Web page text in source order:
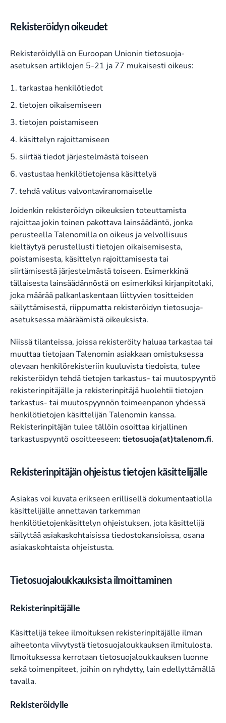
Rekisteröidyn oikeudet
Rekisteröidyllä on Euroopan Unionin tietosuoja-
asetuksen artiklojen 5-21 ja 77 mukaisesti oikeus:
tarkastaa henkilötiedot
tietojen oikaisemiseen
tietojen poistamiseen
käsittelyn rajoittamiseen
siirtää tiedot järjestelmästä toiseen
vastustaa henkilötietojensa käsittelyä
tehdä valitus valvontaviranomaiselle
Joidenkin rekisteröidyn oikeuksien toteuttamista
rajoittaa jokin toinen pakottava lainsäädäntö, jonka
perusteella Talenomilla on oikeus ja velvollisuus
kieltäytyä perustellusti tietojen oikaisemisesta,
poistamisesta, käsittelyn rajoittamisesta tai
siirtämisestä järjestelmästä toiseen. Esimerkkinä
tällaisesta lainsäädännöstä on esimerkiksi kirjanpitolaki,
joka määrää palkanlaskentaan liittyvien tositteiden
säilyttämisestä, riippumatta rekisteröidyn tietosuoja-
asetuksessa määräämistä oikeuksista.
Niissä tilanteissa, joissa rekisteröity haluaa tarkastaa tai
muuttaa tietojaan Talenomin asiakkaan omistuksessa
olevaan henkilörekisteriin kuuluvista tiedoista, tulee
rekisteröidyn tehdä tietojen tarkastus- tai muutospyyntö
rekisterinpitäjälle ja rekisterinpitäjä huolehtii tietojen
tarkastus- tai muutospyynnön toimeenpanon yhdessä
henkilötietojen käsittelijän Talenomin kanssa.
Rekisterinpitäjän tulee tällöin osoittaa kirjallinen
tarkastuspyyntö osoitteeseen: tietosuoja(at)talenom.fi.
Rekisterinpitäjän ohjeistus tietojen käsittelijälle
Asiakas voi kuvata erikseen erillisellä dokumentaatiolla
käsittelijälle annettavan tarkemman
henkilötietojenkäsittelyn ohjeistuksen, jota käsittelijä
säilyttää asiakaskohtaisissa tiedostokansioissa, osana
asiakaskohtaista ohjeistusta.
Tietosuojaloukkauksista ilmoittaminen
Rekisterinpitäjälle
Käsittelijä tekee ilmoituksen rekisterinpitäjälle ilman
aiheetonta viivytystä tietosuojaloukkauksen ilmitulosta.
Ilmoituksessa kerrotaan tietosuojaloukkauksen luonne
sekä toimenpiteet, joihin on ryhdytty, lain edellyttämällä
tavalla.
Rekisteröidylle